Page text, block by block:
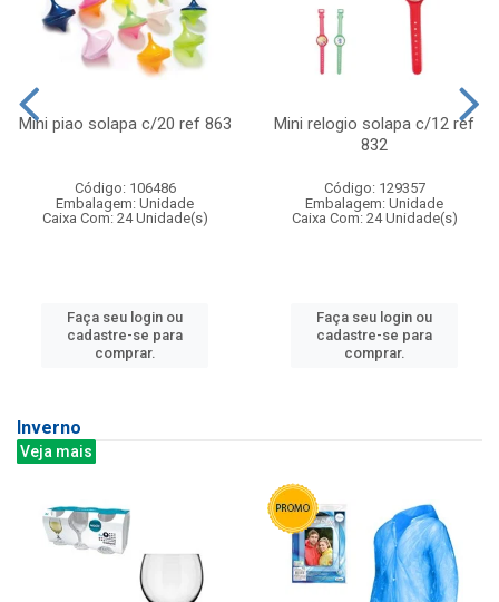
Mini piao solapa c/20 ref 863
Código: 106486
Embalagem: Unidade
Caixa Com: 24 Unidade(s)
Faça seu login ou
cadastre-se para
comprar.
Mini relogio solapa c/12 ref
832
Código: 129357
Embalagem: Unidade
Caixa Com: 24 Unidade(s)
Faça seu login ou
cadastre-se para
comprar.
Inverno
Veja mais